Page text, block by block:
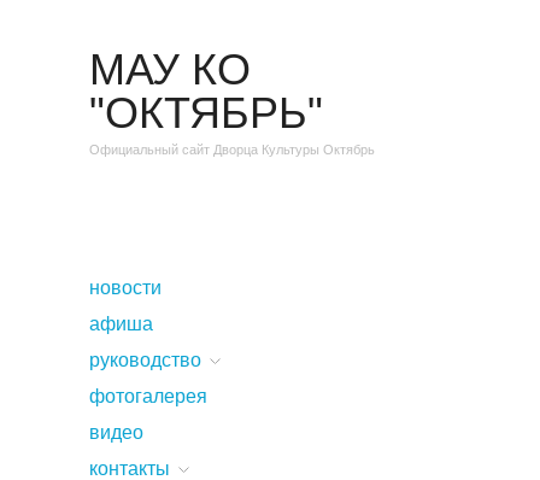
МАУ КО
"ОКТЯБРЬ"
Официальный сайт Дворца Культуры Октябрь
новости
афиша
руководство
фотогалерея
видео
контакты